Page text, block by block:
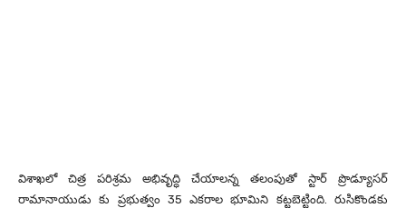
విశాఖలో చిత్ర పరిశ్రమ అభివృద్ధి చేయాలన్న తలంపుతో స్టార్ ప్రొడ్యూసర్
రామానాయుడు కు ప్రభుత్వం 35 ఎకరాల భూమిని కట్టబెట్టింది. రుసికొండకు